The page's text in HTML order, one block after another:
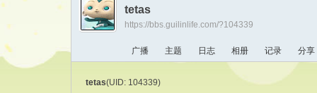
林
人
tetas
https://bbs.guilinlife.com/?104339
广播 主题 日志 相册 记录 分享
tetas(UID: 104339)